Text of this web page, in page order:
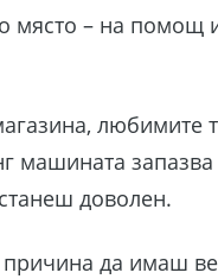
място – на помощ
любимите
машината запазва
доволен.
да имаш